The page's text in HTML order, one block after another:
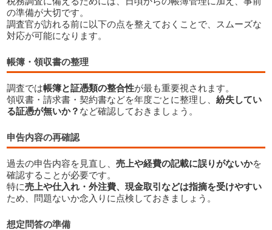
の準備が大切です。
調査官が訪れる前に以下の点を整えておくことで、スムーズな
対応が可能になります。
帳簿・領収書の整理
調査では帳簿と証憑類の整合性が最も重要視されます。
領収書・請求書・契約書などを年度ごとに整理し、紛失してい
る証憑が無いか？ など確認しておきましょう。
申告内容の再確認
過去の申告内容を見直し、売上や経費の記載に誤りがないかを
確認することが必要です。
特に売上や仕入れ・外注費、現金取引などは指摘を受けやすい
ため、問題ないか念入りに点検しておきましょう。
想定問答の準備